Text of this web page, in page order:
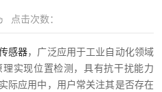
点击次数：
感器，广泛应用于工业自动化领域
实现位置检测，具有抗干扰能力
际应用中，用户常关注其是否存在